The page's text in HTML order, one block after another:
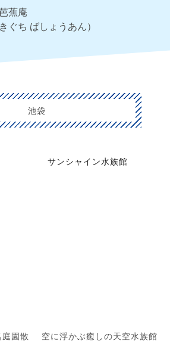
蕉庵
きぐち ばしょうあん）
池袋
園散
サンシャイン水族館
空に浮かぶ癒しの天空水族館